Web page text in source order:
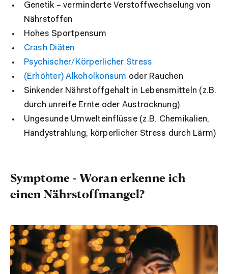
Genetik – verminderte Verstoffwechselung von
Nährstoffen
Hohes Sportpensum
Crash Diäten
Psychischer/Körperlicher Stress
(Erhöhter) Alkoholkonsum oder Rauchen
Sinkender Nährstoffgehalt in Lebensmitteln (z.B.
durch unreife Ernte oder Austrocknung)
Ungesunde Umwelteinflüsse (z.B. Chemikalien,
Handystrahlung, körperlicher Stress durch Lärm)
Symptome - Woran erkenne ich
einen Nährstoffmangel?